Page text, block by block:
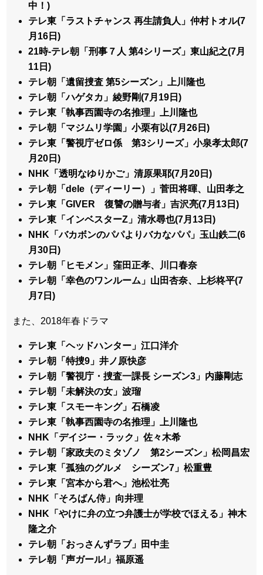
中！)
テレ東「ラストチャンス 再生請負人」仲村トオル(7
月16日)
21時-テレ朝「刑事７人 第4シリーズ」東山紀之(7月
11日)
テレ朝「遺留捜査 第5シーズン」上川隆也
テレ朝「ハゲタカ」綾野剛(7月19日)
テレ東「執事西園寺の名推理」上川隆也
テレ朝「マジムリ学園」小栗有以(7月26日)
テレ東「警視庁ゼロ係 第3シリーズ」小泉孝太郎(7
月20日)
NHK「透明なゆりかご」清原果耶(7月20日)
テレ朝「dele（ディーリー）」菅田将暉、山田孝之
テレ東「GIVER 復讐の贈与者」吉沢亮(7月13日)
テレ東「インベスターZ」清水尋也(7月13日)
NHK「バカボンのパパよりバカなパパ」玉山鉄二(6
月30日)
テレ朝「ヒモメン」窪田正孝、川口春奈
テレ朝「幸色のワンルーム」山田杏奈、上杉柊平(7
月7日)
また、2018年春ドラマ
テレ東「ヘッドハンター」江口洋介
テレ朝「特捜9」井ノ原快彦
テレ朝「警視庁・捜査一課長 シーズン3」内藤剛志
テレ朝「未解決の女」波瑠
テレ東「スモーキング」石橋凌
テレ東「執事西園寺の名推理」上川隆也
NHK「デイジー・ラック」佐々木希
テレ朝「家政夫のミタゾノ 第2シーズン」松岡昌宏
テレ東「孤独のグルメ シーズン7」松重豊
テレ東「宮本から君へ」池松壮亮
NHK「そろばん侍」向井理
NHK「やけに弁の立つ弁護士が学校でほえる」神木
隆之介
テレ朝「おっさんずラブ」田中圭
テレ朝「声ガール!」福原遥